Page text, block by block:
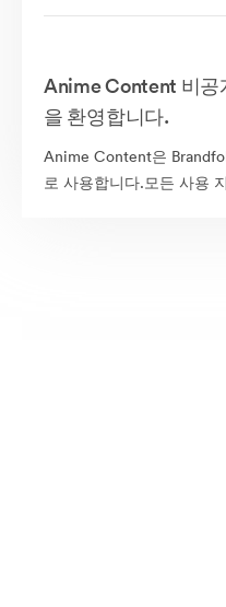
Anime Content 비공
을 환영합니다.
Anime Content은
로 사용합니다.모든 사용